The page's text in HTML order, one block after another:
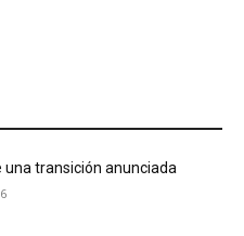
una transición anunciada